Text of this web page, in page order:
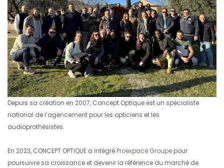
Depuis sa création en 2007, Concept Optique est un spécialiste
national de l’agencement pour les opticiens et les
audioprothésistes.
En 2023, CONCEPT OPTIQUE a intégré Proexpace Groupe pour
poursuivre sa croissance et devenir la référence du marché de